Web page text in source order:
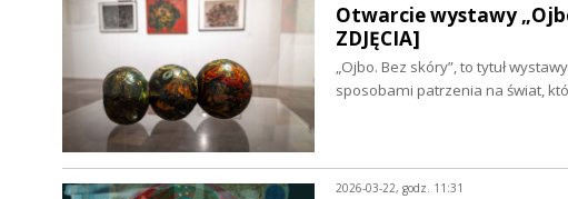
Otwarcie wystawy
ZDJĘCIA]
„Ojbo. Bez skóry”, to tytuł
sposobami patrzenia na świat,
2026-03-22, godz. 11:31